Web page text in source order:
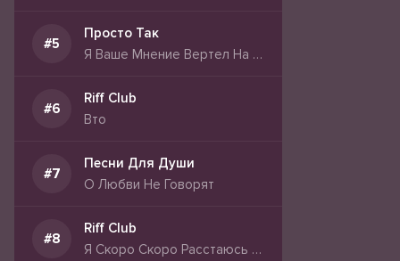
Просто Так
Я Ваше Мнение Вертел На Хере
Riff Club
Вто
Песни Для Души
О Любви Не Говорят
Riff Club
Я Скоро Скоро Расстаюсь С Тобой